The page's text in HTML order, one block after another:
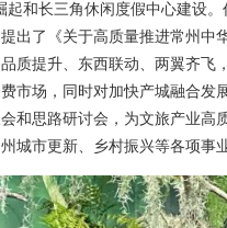
和长三角休闲度假中心建设
出了《关于高质量推进常州中
质提升、东西联动、两翼齐
市场，同时对加快产城融合
和思路研讨会，为文旅产业
城市更新、乡村振兴等各项事